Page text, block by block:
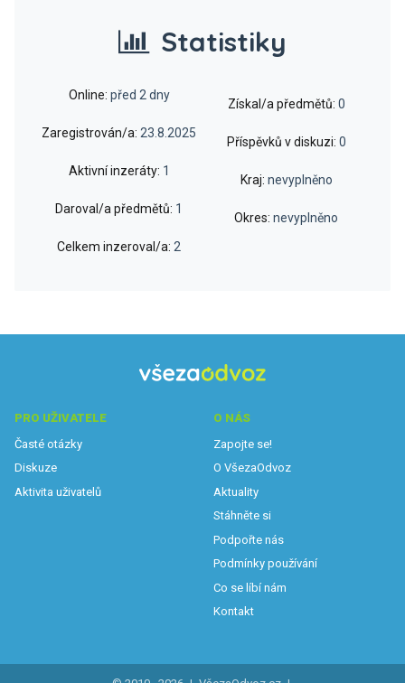
Statistiky
Online: před 2 dny
Zaregistrován/a: 23.8.2025
Aktivní inzeráty: 1
Daroval/a předmětů: 1
Celkem inzeroval/a: 2
Získal/a předmětů: 0
Příspěvků v diskuzi: 0
Kraj: nevyplněno
Okres: nevyplněno
PRO UŽIVATELE
Časté otázky
Diskuze
Aktivita uživatelů
O NÁS
Zapojte se!
O VšezaOdvoz
Aktuality
Stáhněte si
Podpořte nás
Podmínky používání
Co se líbí nám
Kontakt